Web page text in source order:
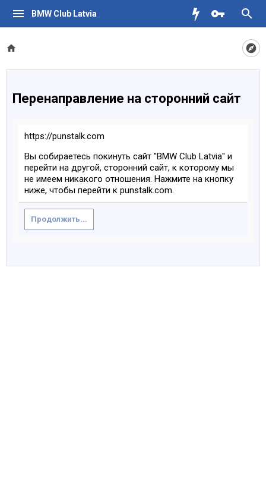
BMW Club Latvia
Перенаправление на сторонний сайт
https://punstalk.com
Вы собираетесь покинуть сайт "BMW Club Latvia" и
перейти на другой, сторонний сайт, к которому мы
не имеем никакого отношения. Нажмите на кнопку
ниже, чтобы перейти к punstalk.com.
Продолжить...